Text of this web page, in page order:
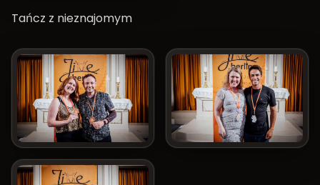
Tańcz z nieznajomym